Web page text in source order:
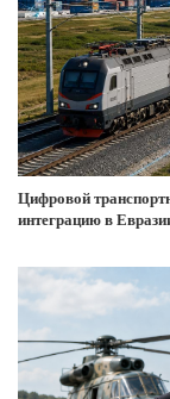
Цифровой
интеграцию в